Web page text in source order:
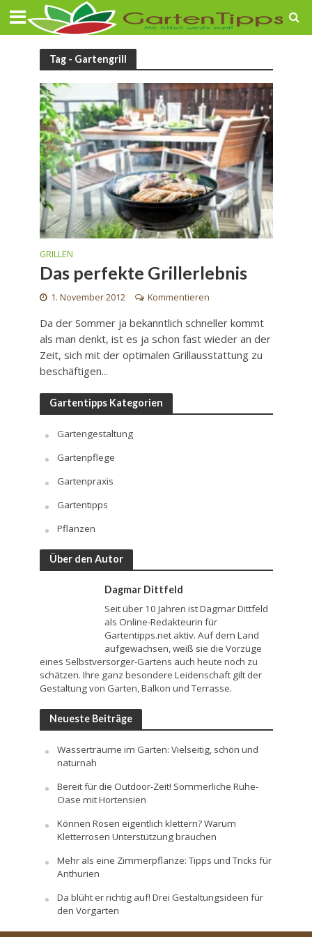
Tag - Gartengrill
GRILLEN
Das perfekte Grillerlebnis
1. November 2012 Kommentieren
Da der Sommer ja bekanntlich schneller kommt
als man denkt, ist es ja schon fast wieder an der
Zeit, sich mit der optimalen Grillausstattung zu
beschäftigen...
Gartentipps Kategorien
Gartengestaltung
Gartenpflege
Gartenpraxis
Gartentipps
Pflanzen
Über den Autor
Dagmar Dittfeld
Seit über 10 Jahren ist Dagmar Dittfeld
als Online-Redakteurin für
Gartentipps.net aktiv. Auf dem Land
aufgewachsen, weiß sie die Vorzüge
eines Selbstversorger-Gartens auch heute noch zu
schätzen. Ihre ganz besondere Leidenschaft gilt der
Gestaltung von Garten, Balkon und Terrasse.
Neueste Beiträge
Wasserträume im Garten: Vielseitig, schön und
naturnah
Bereit für die Outdoor-Zeit! Sommerliche Ruhe-
Oase mit Hortensien
Können Rosen eigentlich klettern? Warum
Kletterrosen Unterstützung brauchen
Mehr als eine Zimmerpflanze: Tipps und Tricks für
Anthurien
Da blüht er richtig auf! Drei Gestaltungsideen für
den Vorgarten